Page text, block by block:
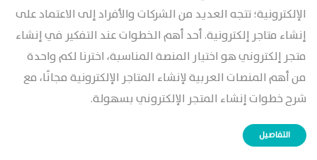
الإلكترونية؛ تتجه العديد من الشركات والأفراد إلى الاعتماد على
إنشاء متاجر إلكترونية. أحد أهم الخطوات عند التفكير في إنشاء
متجر إلكتروني هو اختيار المنصة المناسبة، اخترنا لكم واحدة
من أهم المنصات العربية لإنشاء المتاجر الإلكترونية مجانًا، مع
شرح خطوات إنشاء المتجر الإلكتروني بسهولة.
التفاصيل